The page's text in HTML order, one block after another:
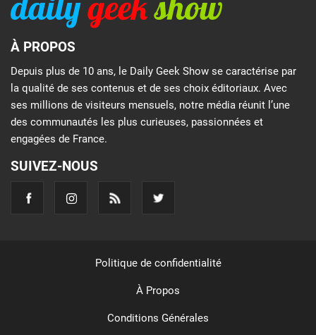
À PROPOS
Depuis plus de 10 ans, le Daily Geek Show se caractérise par
la qualité de ses contenus et de ses choix éditoriaux. Avec
ses millions de visiteurs mensuels, notre média réunit l’une
des communautés les plus curieuses, passionnées et
engagées de France.
SUIVEZ-NOUS
Politique de confidentialité
À Propos
Conditions Générales